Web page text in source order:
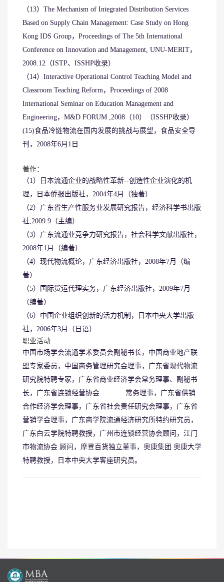
（13）The Mechanism of Integrated Distribution Services
Based on Supply Chain Management: Case Study on Hong
Kong IDS Group，Proceedings of The 5th International
Conference on Innovation and Management, UNU-MERIT，
2008.12（ISTP、ISSHP收录）
（14）Interactive Operational Control Teaching Model and
Classroom Teaching Reform，Proceedings of 2008
International Seminar on Education Management and
Engineering，M&D FORUM ,2008（10）（ISSHP收录）
(15)食品冷链物流在国内发展的挑战与展望，食品安全导
刊，2008年6月1日
著作：
（1）日本流通企业的战略性革新--创造性企业演化的机
理，日本侨报出版社，2004年4月（独著）
（2）广东省生产性服务业发展研究报告，经济科学书出版
社,2009.9（主编）
（3）广东流通业竞争力研究报告，社会科学文献出版社，
2008年1月（编著）
（4）现代物流概论，广东经济出版社，2008年7月（编
著）
（5）国际货运代理实务，广东经济出版社，2009年7月
（编著）
（6）中国企业组织创新的活力机制，日本中央大学出版
社，2006年3月（日语）
职业活动
中国市场学会流通学术委员会副秘书长， 中国商业地产联
盟专家委员， 中国商务管理研究会理事， 广东省现代物流
研究院特聘专家， 广东省商业经济学会常务理事、副秘书
长， 广东省连锁经营协会 常务理事， 广东省供销
合作经济学会理事， 广东省社会责任研究会理事， 广东省
营销学会理事， 广东商学院流通经济研究所特约研究员，
广东白云学院特聘教授， 广州市连锁经营协会顾问， 江门
市物流协会 顾问， 摩登百货独立董事， 奥康集团 奥康大学
特聘教授，
日本中央大学客座研究员。